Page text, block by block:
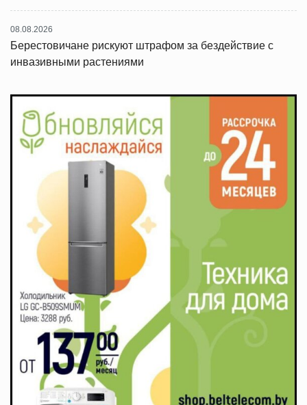
08.08.2026
Берестовичане рискуют штрафом за бездействие с
инвазивными растениями